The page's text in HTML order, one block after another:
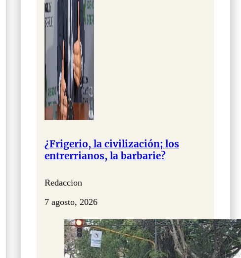
¿Frigerio, la civilización; los
entrerrianos, la barbarie?
Redaccion
7 agosto, 2026